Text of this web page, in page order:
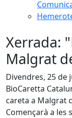
Xerrada:
Malgrat
Divendres, 25 de
BioCaretta
careta a Malgrat
Començarà a les